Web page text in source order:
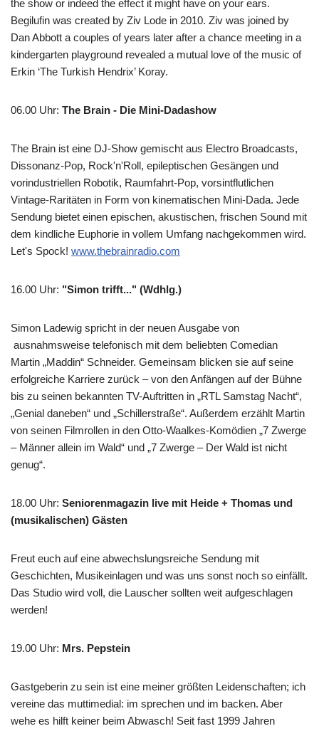
the show or indeed the effect it might have on your ears.
Begilufin was created by Ziv Lode in 2010. Ziv was joined by
Dan Abbott a couples of years later after a chance meeting in a
kindergarten playground revealed a mutual love of the music of
Erkin ‘The Turkish Hendrix’ Koray.
06.00 Uhr: The Brain - Die Mini-Dadashow
The Brain ist eine DJ-Show gemischt aus Electro Broadcasts,
Dissonanz-Pop, Rock'n'Roll, epileptischen Gesängen und
vorindustriellen Robotik, Raumfahrt-Pop, vorsintflutlichen
Vintage-Raritäten in Form von kinematischen Mini-Dada. Jede
Sendung bietet einen epischen, akustischen, frischen Sound mit
dem kindliche Euphorie in vollem Umfang nachgekommen wird.
Let's Spock! www.thebrainradio.com
16.00 Uhr: "Simon trifft..." (Wdhlg.)
Simon Ladewig spricht in der neuen Ausgabe von
ausnahmsweise telefonisch mit dem beliebten Comedian
Martin „Maddin“ Schneider. Gemeinsam blicken sie auf seine
erfolgreiche Karriere zurück – von den Anfängen auf der Bühne
bis zu seinen bekannten TV-Auftritten in „RTL Samstag Nacht“,
„Genial daneben“ und „Schillerstraße“. Außerdem erzählt Martin
von seinen Filmrollen in den Otto-Waalkes-Komödien „7 Zwerge
– Männer allein im Wald“ und „7 Zwerge – Der Wald ist nicht
genug“.
18.00 Uhr: Seniorenmagazin live mit Heide + Thomas und
(musikalischen) Gästen
Freut euch auf eine abwechslungsreiche Sendung mit
Geschichten, Musikeinlagen und was uns sonst noch so einfällt.
Das Studio wird voll, die Lauscher sollten weit aufgeschlagen
werden!
19.00 Uhr: Mrs. Pepstein
Gastgeberin zu sein ist eine meiner größten Leidenschaften; ich
vereine das muttimedial: im sprechen und im backen. Aber
wehe es hilft keiner beim Abwasch! Seit fast 1999 Jahren